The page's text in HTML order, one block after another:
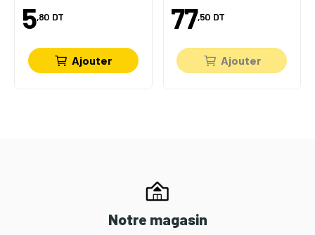
5,80 DT
Ajouter
77,50 DT
Ajouter
Notre magasin